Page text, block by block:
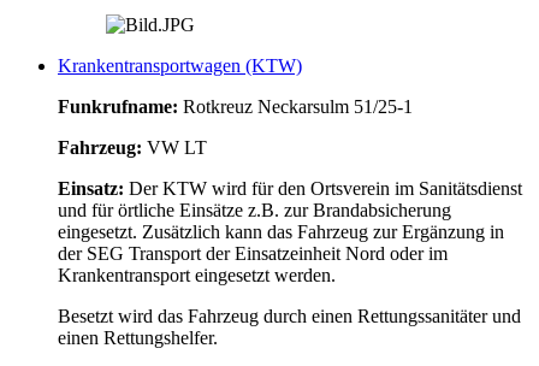
Krankentransportwagen (KTW)
Funkrufname: Rotkreuz Neckarsulm 51/25-1
Fahrzeug: VW LT
Einsatz: Der KTW wird für den Ortsverein im Sanitätsdienst
und für örtliche Einsätze z.B. zur Brandabsicherung
eingesetzt. Zusätzlich kann das Fahrzeug zur Ergänzung in
der SEG Transport der Einsatzeinheit Nord oder im
Krankentransport eingesetzt werden.
Besetzt wird das Fahrzeug durch einen Rettungssanitäter und
einen Rettungshelfer.